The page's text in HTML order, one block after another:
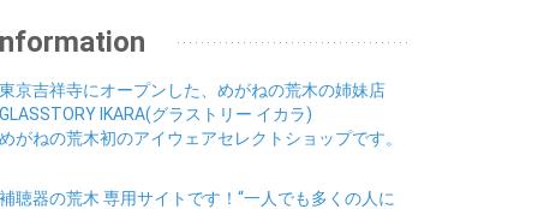
東京吉祥寺にオープンした、めがねの荒木の姉妹店
GLASSTORY IKARA(グラストリー イカラ)
めがねの荒木初のアイウェアセレクトショップです。
補聴器の荒木 専用サイトです！“一人でも多くの人に